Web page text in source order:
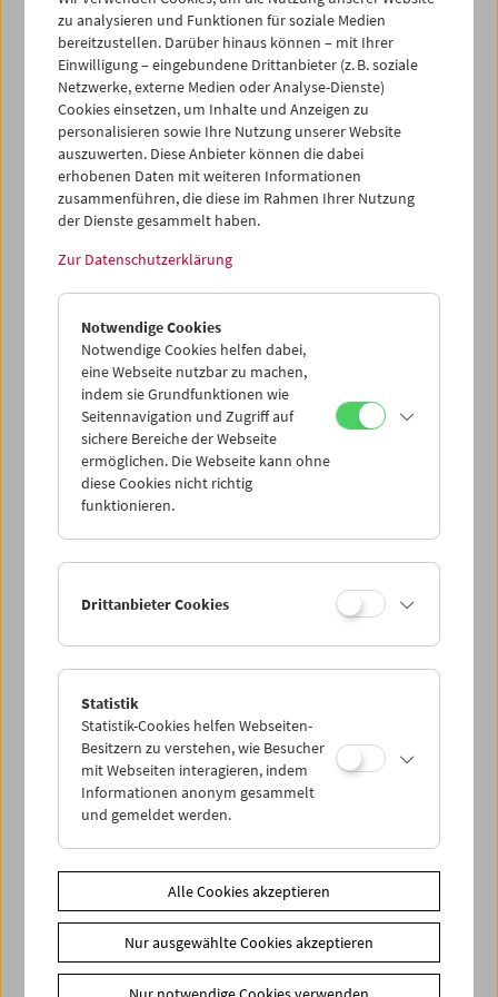
SchülerInnen im Unsichtbaren Kino Grundlagen des
Kuratierens und lernten, im intensiven Dialog mit den
VermittlerInnen Filme aus den
Sammlungen/Programmen der drei Institutionen
miteinander in Beziehung zu setzen. Die
Programmpräsentationfand in Anwesenheit von Bernd
Oppl, Harald Hund, Paul Wenninger, Karin Fisslthaler und
Réka Bucsi am 2. Juni im Filmmuseum statt.
< zurück zur Übersicht
Share on
News
Newsletter
Fotos unserer Gäste
zu analysieren und Funktionen für soziale Medien
bereitzustellen. Darüber hinaus können – mit Ihrer
Einwilligung – eingebundene Drittanbieter (z. B. soziale
Netzwerke, externe Medien oder Analyse-Dienste)
Cookies einsetzen, um Inhalte und Anzeigen zu
personalisieren sowie Ihre Nutzung unserer Website
auszuwerten. Diese Anbieter können die dabei
erhobenen Daten mit weiteren Informationen
zusammenführen, die diese im Rahmen Ihrer Nutzung
der Dienste gesammelt haben.
Zur Datenschutzerklärung
Notwendige Cookies
Notwendige Cookies helfen dabei,
eine Webseite nutzbar zu machen,
indem sie Grundfunktionen wie
Seitennavigation und Zugriff auf
sichere Bereiche der Webseite
ermöglichen. Die Webseite kann ohne
diese Cookies nicht richtig
funktionieren.
Drittanbieter Cookies
Statistik
Statistik-Cookies helfen Webseiten-
Besitzern zu verstehen, wie Besucher
mit Webseiten interagieren, indem
Informationen anonym gesammelt
und gemeldet werden.
Alle Cookies akzeptieren
Nur ausgewählte Cookies akzeptieren